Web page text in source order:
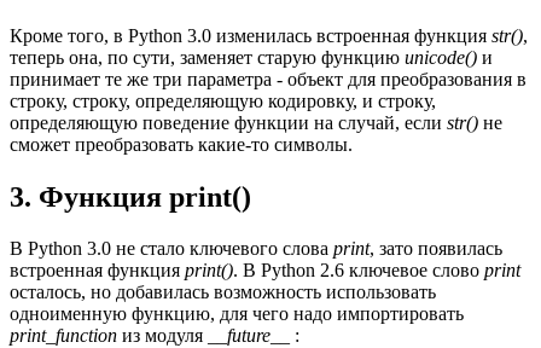
Кроме того, в Python 3.0 изменилась встроенная функция str(),
теперь она, по сути, заменяет старую функцию unicode() и
принимает те же три параметра - объект для преобразования в
строку, строку, определяющую кодировку, и строку,
определяющую поведение функции на случай, если str() не
сможет преобразовать какие-то символы.
3. Функция print()
В Python 3.0 не стало ключевого слова print, зато появилась
встроенная функция print(). В Python 2.6 ключевое слово print
осталось, но добавилась возможность использовать
одноименную функцию, для чего надо импортировать
print_function из модуля __future__ :